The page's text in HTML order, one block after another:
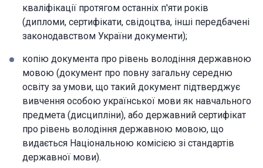
кваліфікації протягом останніх п'яти років
(дипломи, сертифікати, свідоцтва, інші передбачені
законодавством України документи);
копію документа про рівень володіння державною
мовою (документ про повну загальну середню
освіту за умови, що такий документ підтверджує
вивчення особою української мови як навчального
предмета (дисципліни), або державний сертифікат
про рівень володіння державною мовою, що
видається Національною комісією зі стандартів
державної мови).